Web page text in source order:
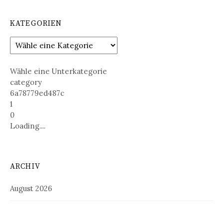
KATEGORIEN
Wähle eine Unterkategorie
category
6a78779ed487c
1
0
Loading....
ARCHIV
August 2026